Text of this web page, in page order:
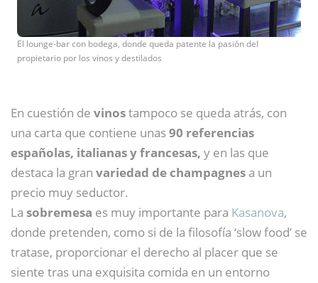
El lounge-bar con bodega, donde queda patente la pasión del
propietario por los vinos y destilados
En cuestión de vinostampoco se queda atrás, con
una carta que contiene unas90 referencias
españolas, italianas y francesas, y en las que
destaca la gran variedad de champagnes a un
precio muy seductor.
La sobremesa es muy importante para Kasanova,
donde pretenden, como si de la filosofía ‘slow food’ se
tratase, proporcionar el derecho al placer que se
siente tras una exquisita comida en un entorno